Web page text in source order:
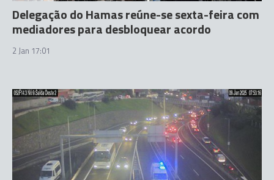
Delegação do Hamas reúne-se sexta-feira com
mediadores para desbloquear acordo
2 Jan 17:01